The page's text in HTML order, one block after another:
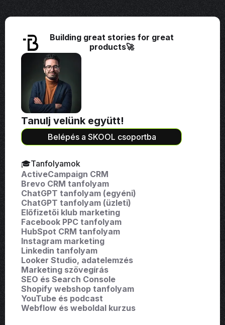
Building great stories for great
products🚀
Tanulj velünk együtt!
Belépés a SKOOL csoportba
🎓Tanfolyamok
ActiveCampaign CRM
Brevo CRM tanfolyam
ChatGPT tanfolyam (egyéni)
ChatGPT tanfolyam (üzleti)
Előfizetői klub marketing
Facebook PPC tanfolyam
HubSpot CRM tanfolyam
Instagram marketing
Linkedin tanfolyam
Looker Studio, adatelemzés
Marketing szövegírás
SEO és Search Console
Shopify webshop tanfolyam
YouTube és podcast
Webflow és weboldal kurzus